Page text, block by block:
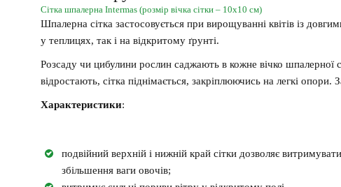
Сітка шпалерна Intermas (розмір вічка сітки – 10х10 см)
Шпалерна сітка застосовується при вирощуванні квітів із
у теплицях, так і на відкритому ґрунті.
Розсаду чи цибулини рослин саджають в кожне вічко шпалерної
відростають, сітка піднімається, закріплюючись на легкі
Характеристики:
подвійний верхній і нижній край сітки дозволяє
збільшення ваги овочів;